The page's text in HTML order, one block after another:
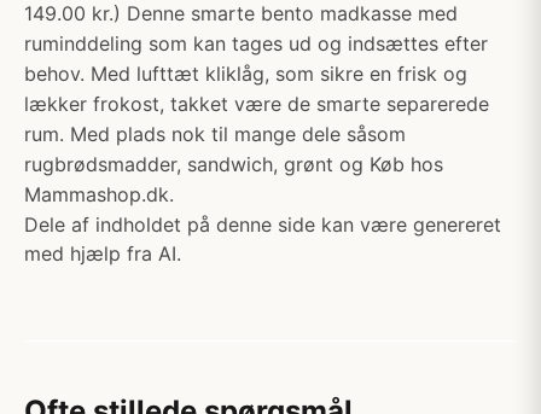
149.00 kr.) Denne smarte bento madkasse med
ruminddeling som kan tages ud og indsættes efter
behov. Med lufttæt kliklåg, som sikre en frisk og
lækker frokost, takket være de smarte separerede
rum. Med plads nok til mange dele såsom
rugbrødsmadder, sandwich, grønt og Køb hos
Mammashop.dk.
Dele af indholdet på denne side kan være genereret
med hjælp fra AI.